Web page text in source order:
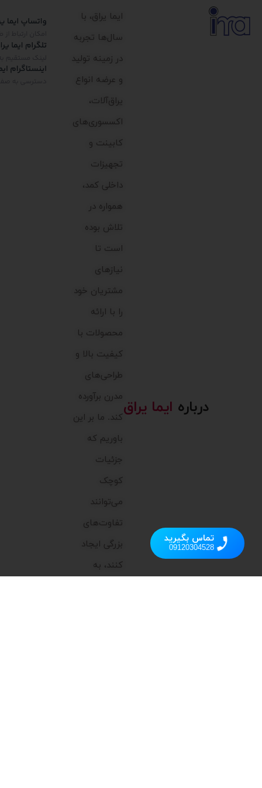
درباره ایما یراق
ایما یراق، با
سال‌ها تجربه
در زمینه تولید
و عرضه انواع
یراق‌آلات،
اکسسوری‌های
کابینت و
تجهیزات
داخلی کمد،
همواره در
تلاش بوده
است تا
نیازهای
مشتریان خود
را با ارائه
محصولات با
کیفیت بالا و
طراحی‌های
مدرن برآورده
کند. ما بر این
باوریم که
جزئیات
کوچک
می‌توانند
تفاوت‌های
بزرگی ایجاد
کنند، به
تماس بگیرید
09120304528